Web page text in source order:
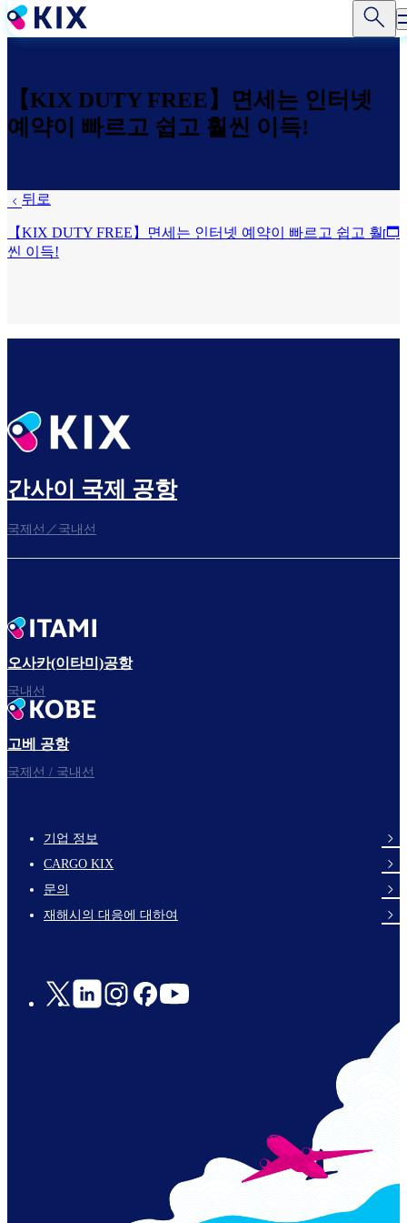
주
요
츠
로
건
기
【KIX DUTY FREE】면세는 인터넷
예약이 빠르고 쉽고 훨씬 이득!
뒤로
【KIX DUTY FREE】면세는 인터넷 예약이 빠르고 쉽고 훨
씬 이득!
간사이 국제 공항
국제선／국내선
오사카(이타미)공항
국내선
고베 공항
국제선 / 국내선
footer-
links-
en-
기업 정보
CARGO KIX
문의
재해시의 대응에 대하여
Social